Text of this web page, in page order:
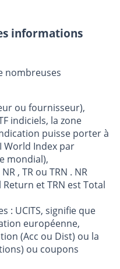
informations
nombreuses
ou fournisseur),
indiciels, la zone
puisse porter à
World Index par
mondial),
, TR ou TRN . NR
et TRN est Total
: UCITS, signifie que
européenne,
(Acc ou Dist) ou la
ou coupons